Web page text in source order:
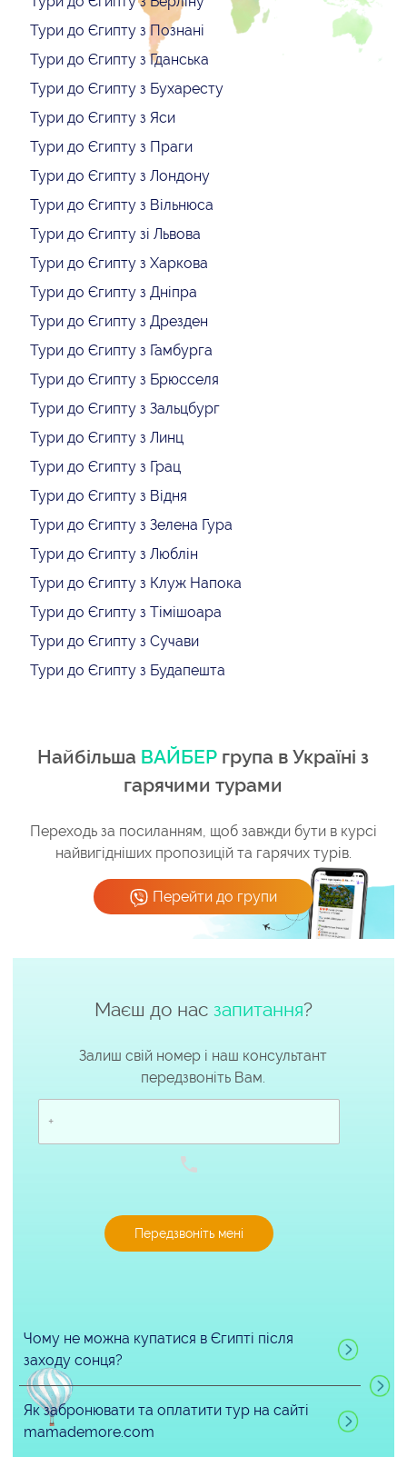
Тури до Єгипту з Познані
Тури до Єгипту з Гданська
Тури до Єгипту з Бухаресту
Тури до Єгипту з Яси
Тури до Єгипту з Праги
Тури до Єгипту з Лондону
Тури до Єгипту з Вільнюса
Тури до Єгипту зі Львова
Тури до Єгипту з Харкова
Тури до Єгипту з Дніпра
Тури до Єгипту з Дрезден
Тури до Єгипту з Гамбурга
Тури до Єгипту з Брюсселя
Тури до Єгипту з Зальцбург
Тури до Єгипту з Линц
Тури до Єгипту з Грац
Тури до Єгипту з Відня
Тури до Єгипту з Зелена Гура
Тури до Єгипту з Люблін
Тури до Єгипту з Клуж Напока
Тури до Єгипту з Тімішоара
Тури до Єгипту з Сучави
Тури до Єгипту з Будапешта
Найбільша ВАЙБЕР група в Україні з
гарячими турами
Переходь за посиланням, щоб завжди бути в курсі
найвигідніших пропозицій та гарячих турів.
Перейти до групи
Маєш до нас запитання?
Залиш свій номер і наш консультант
передзвоніть Вам.
Чому не можна купатися в Єгипті після
заходу сонця?
Як забронювати та оплатити тур на сайті
mamademore.com